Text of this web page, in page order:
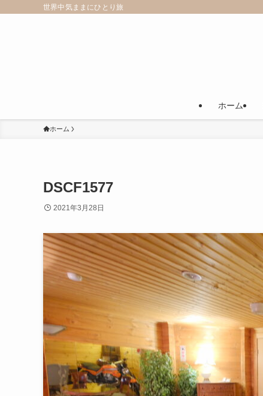
世界中気ままにひとり旅
ホーム
ホーム
DSCF1577
2021年3月28日